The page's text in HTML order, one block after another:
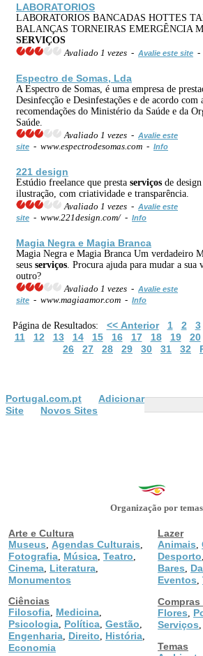
LABORATORIOS
LABORATORIOS BANCADAS HOTTES
BALANÇAS TORNEIRAS EMERGÊNCIA
SERVIÇOS
Avaliado 1 vezes - Avalie este site -
Espectro de Somas, Lda
A Espectro de Somas, é uma empresa de
Desinfecção e Desinfestações e de acordo com
recomendações do Ministério da Saúde e da
Saúde.
Avaliado 1 vezes - Avalie este
site - www.espectrodesomas.com - Info
221 design
Estúdio freelance que presta serviços de
ilustração, com criatividade e transparência.
Avaliado 1 vezes - Avalie este
site - www.221design.com/ - Info
Magia Negra e Magia Branca
Magia Negra e Magia Branca Um verdadeiro
seus serviços . Procura ajuda para mudar a
outro?
Avaliado 1 vezes - Avalie este
site - www.magiaamor.com - Info
Página de Resultados: << Anterior 1 2 3
11
12 13 14 15 16 17 18 19 20
26
27 28 29 30 31 32
Portugal.com.pt
Adicionar
Site
Novos Sites
Organização por temas
Arte e Cultura
Museus
Agendas Culturais
Fotografia Música Teatro
Cinema Literatura
Monumentos
Ciências
Filosofia Medicina
Psicologia Política Gestão
Engenharia Direito História
Economia
Lazer
Animais
Desporto
Bares
Eventos
Flores
Serviços
Temas